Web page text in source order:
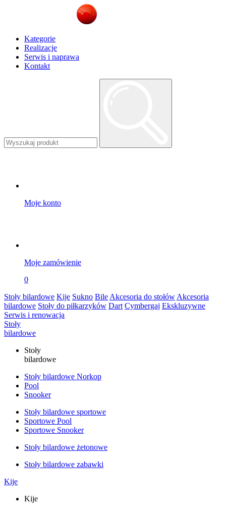
Kategorie
Realizacje
Serwis i naprawa
Kontakt
Moje konto
Moje zamówienie
0
Stoły bilardowe Kije Sukno Bile Akcesoria do stołów Akcesoria
bilardowe Stoły do piłkarzyków Dart Cymbergaj Ekskluzywne
Serwis i renowacja
Stoły
bilardowe
Stoły
bilardowe
Stoły bilardowe Norkop
Pool
Snooker
Stoły bilardowe sportowe
Sportowe Pool
Sportowe Snooker
Stoły bilardowe żetonowe
Stoły bilardowe zabawki
Kije
Kije